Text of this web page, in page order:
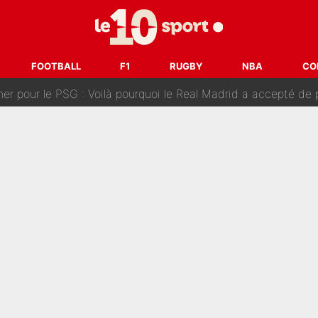
FOOTBALL F1 RUGBY NBA
transfert à l'OM, Quinten Timber raconte ses doutes
le transfert de Max Verstappen qui pourrait «faire des
le PSG : Voilà pourquoi le Real Madrid a accepté de payer la somme